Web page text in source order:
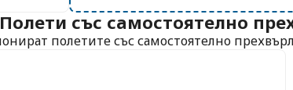
Полети със самостоятелно
полетите със самостоятелно